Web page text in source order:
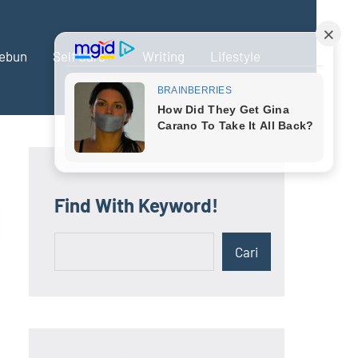
Self Care Writing Lifestyle
Find With Keyword!
Cari